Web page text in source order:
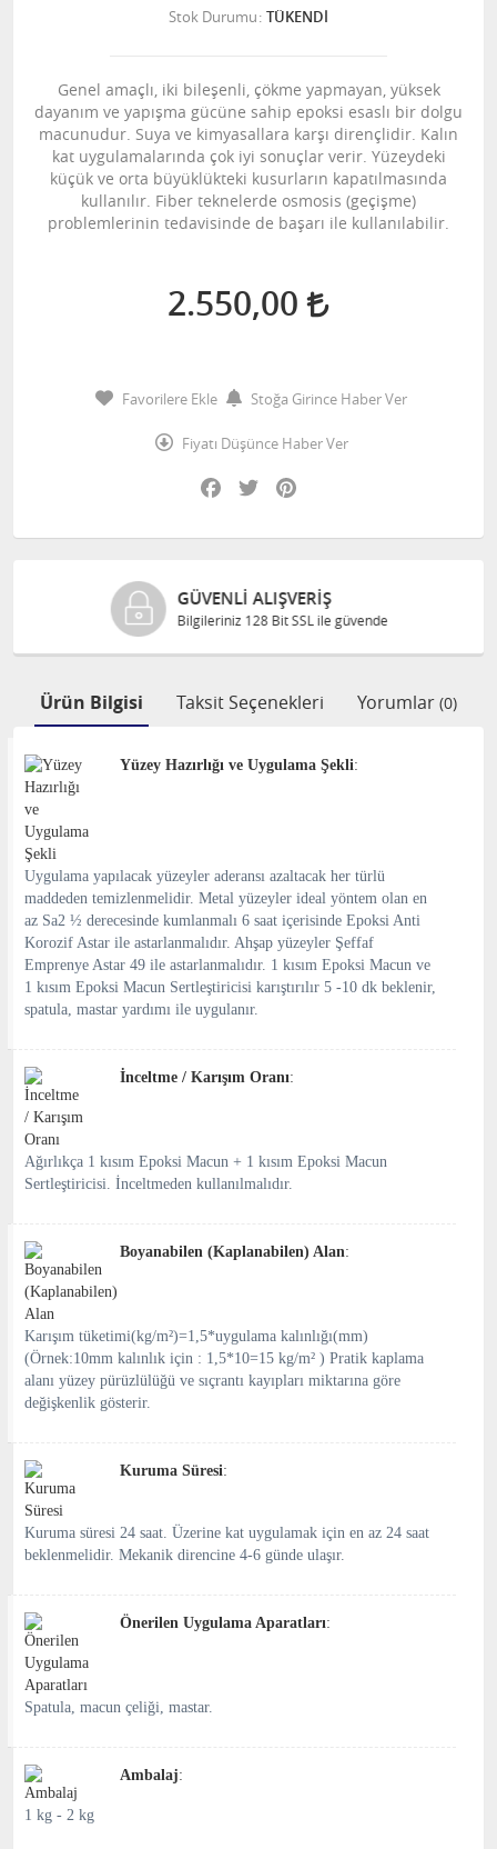
Stok Durumu TÜKENDİ
Genel amaçlı, iki bileşenli, çökme yapmayan, yüksek
dayanım ve yapışma gücüne sahip epoksi esaslı bir dolgu
macunudur. Suya ve kimyasallara karşı dirençlidir. Kalın
kat uygulamalarında çok iyi sonuçlar verir. Yüzeydeki
küçük ve orta büyüklükteki kusurların kapatılmasında
kullanılır. Fiber teknelerde osmosis (geçişme)
problemlerinin tedavisinde de başarı ile kullanılabilir.
2.550,00
Favorilere Ekle Stoğa Girince Haber Ver
Fiyatı Düşünce Haber Ver
Facebook
Twitter
GÜVENLI ALIŞVERIŞ
Bilgileriniz 128 Bit SSL ile güvende
Ürün Bilgisi Taksit Seçenekleri Yorumlar (0)
Yüzey Hazırlığı ve Uygulama Şekli:
Uygulama yapılacak yüzeyler aderansı azaltacak her türlü
maddeden temizlenmelidir. Metal yüzeyler ideal yöntem olan en
az Sa2 ½ derecesinde kumlanmalı 6 saat içerisinde Epoksi Anti
Korozif Astar ile astarlanmalıdır. Ahşap yüzeyler Şeffaf
Emprenye Astar 49 ile astarlanmalıdır. 1 kısım Epoksi Macun ve
1 kısım Epoksi Macun Sertleştiricisi karıştırılır 5 -10 dk beklenir,
spatula, mastar yardımı ile uygulanır.
İnceltme / Karışım Oranı:
Ağırlıkça 1 kısım Epoksi Macun + 1 kısım Epoksi Macun
Sertleştiricisi. İnceltmeden kullanılmalıdır.
Boyanabilen (Kaplanabilen) Alan:
Karışım tüketimi(kg/m²)=1,5*uygulama kalınlığı(mm)
(Örnek:10mm kalınlık için : 1,5*10=15 kg/m² ) Pratik kaplama
alanı yüzey pürüzlülüğü ve sıçrantı kayıpları miktarına göre
değişkenlik gösterir.
Kuruma Süresi:
Kuruma süresi 24 saat. Üzerine kat uygulamak için en az 24 saat
beklenmelidir. Mekanik direncine 4-6 günde ulaşır.
Önerilen Uygulama Aparatları:
Spatula, macun çeliği, mastar.
Ambalaj:
1 kg - 2 kg